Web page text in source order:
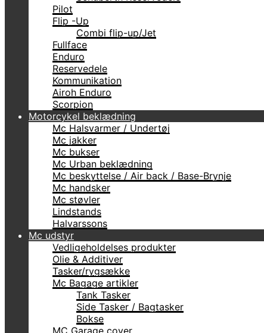
Pilot
Flip -Up
Combi flip-up/Jet
Fullface
Enduro
Reservedele
Kommunikation
Airoh Enduro
Scorpion
Motorcykel beklædning
Mc Halsvarmer / Undertøj
Mc jakker
Mc bukser
Mc Urban beklædning
Mc beskyttelse / Air back / Base-Brynje
Mc handsker
Mc støvler
Lindstands
Halvarssons
Mc udstyr
Vedligeholdelses produkter
Olie & Additiver
Tasker/rygsække
Mc Bagage artikler
Tank Tasker
Side Tasker / Bagtasker
Bokse
MC Garage cover